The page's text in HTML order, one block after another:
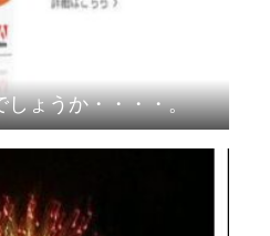
しょうか・・・・。